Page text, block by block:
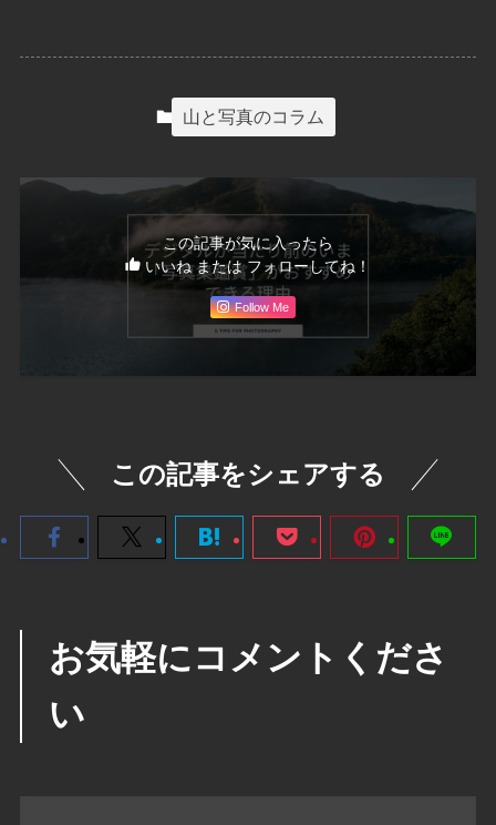
山と写真のコラム
この記事が気に入ったら
いいね または フォローしてね！
Follow Me
この記事をシェアする
お気軽にコメントくださ
い